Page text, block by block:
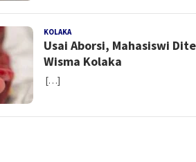
KOLAKARedaksi
Usai Aborsi, Mahasiswi
Wisma Kolaka
[…]